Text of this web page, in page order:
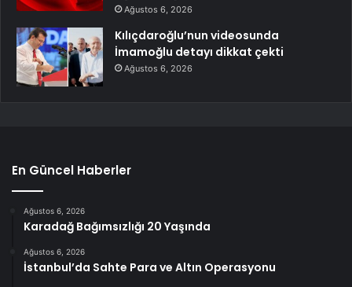
Ağustos 6, 2026
Kılıçdaroğlu’nun videosunda
İmamoğlu detayı dikkat çekti
Ağustos 6, 2026
En Güncel Haberler
Ağustos 6, 2026
Karadağ Bağımsızlığı 20 Yaşında
Ağustos 6, 2026
İstanbul’da Sahte Para ve Altın Operasyonu